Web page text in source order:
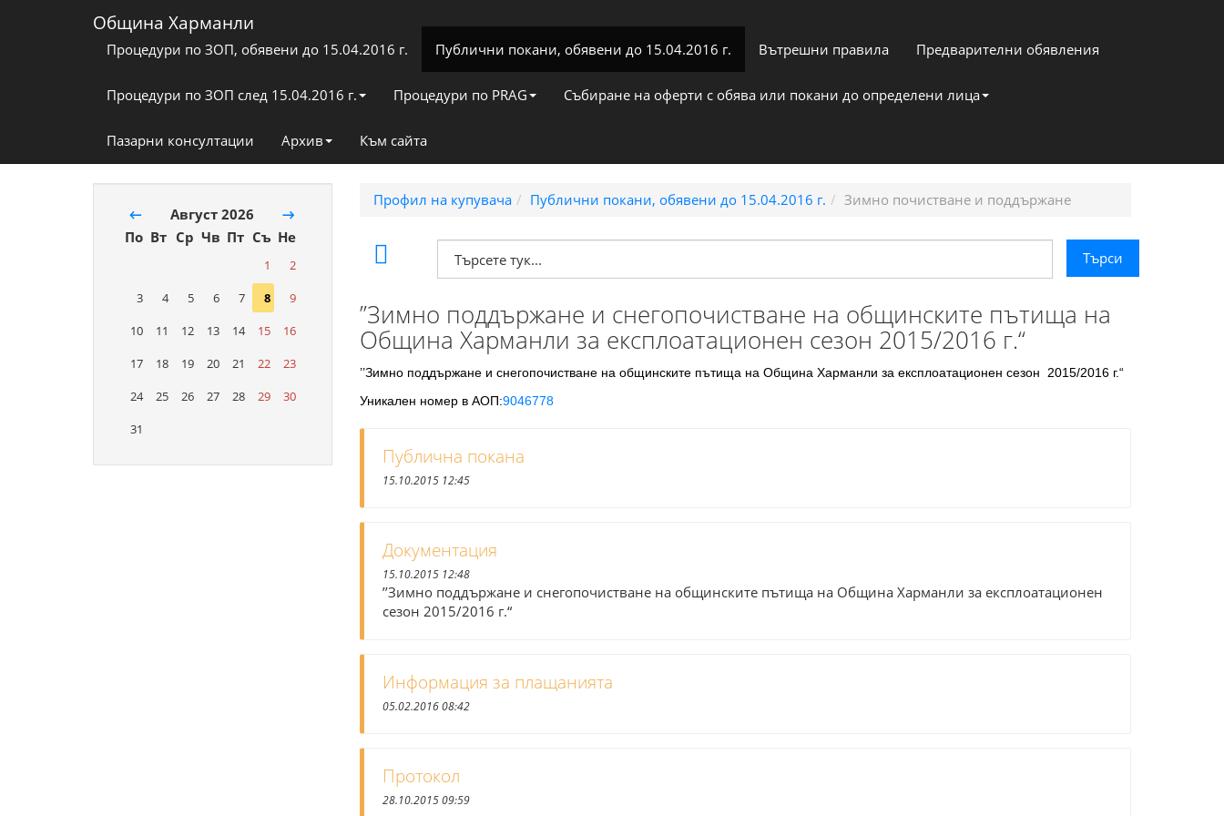
Община Харманли
Процедури по ЗОП, обявени до 15.04.2016 г. Публични покани, обявени до 15.04.2016 г. Вътрешни правила Предварителни обявления
Процедури по ЗОП след 15.04.2016 г. Процедури по PRAG Събиране на оферти с обява или покани до определени лица
Пазарни консултации Архив Към сайта
← Август 2026
→
По Вт Ср Чв Пт Съ Не
1
2
3
4 5 6 7 8
9
10
11 12 13 14 15
16
17
18 19 20 21 22
23
24
25 26 27 28 29
30
31
Профил на купувача Публични покани, обявени до 15.04.2016 г. Зимно почистване и поддържане
’’Зимно поддържане и снегопочистване на общинските пътища на
Община Харманли за експлоатационен сезон 2015/2016 г.“
’’Зимно поддържане и снегопочистване на общинските пътища на Община Харманли за експлоатационен сезон 2015/2016 г.“
Уникален номер в АОП:9046778
Публична покана
15.10.2015 12:45
Документация
15.10.2015 12:48
’’Зимно поддържане и снегопочистване на общинските пътища на Община Харманли за експлоатационен
сезон 2015/2016 г.“
Информация за плащанията
05.02.2016 08:42
Протокол
28.10.2015 09:59